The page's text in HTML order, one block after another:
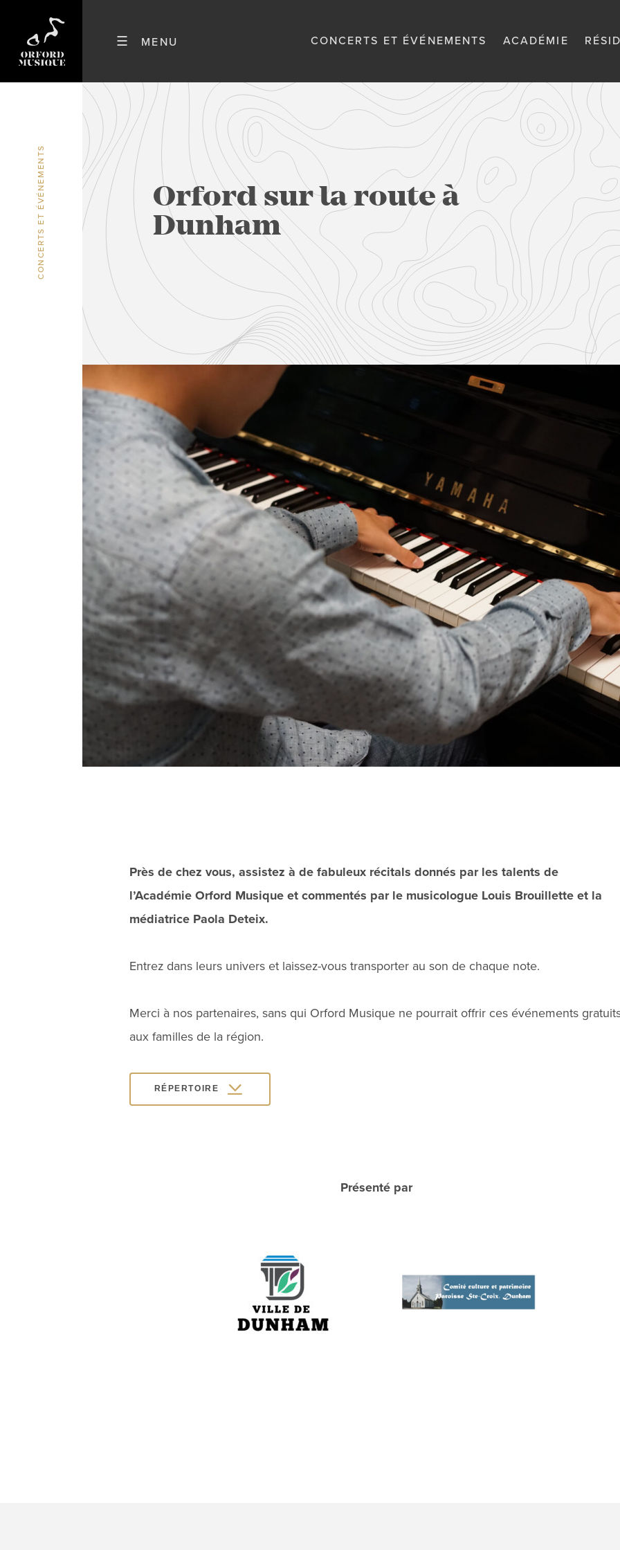
CONCERTS ET ÉVÉNEMENTS ACADÉMIE
CONCERTS ET ÉVÉNEMENTS Orford sur la route à
Dunham
Près de chez vous, assistez à de fabuleux récitals donnés par les talents de
l’Académie Orford Musique et commentés par le musicologue Louis Brouillette et la
médiatrice Paola Deteix.
Entrez dans leurs univers et laissez-vous transporter au son de chaque note.
Merci à nos partenaires, sans qui Orford Musique ne pourrait offrir ces événements
aux familles de la région.
RÉPERTOIRE
Présenté par